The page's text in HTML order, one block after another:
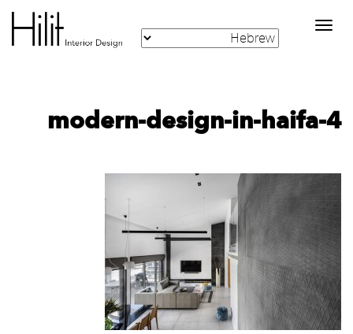
Toggle
navigation
modern-design-in-haifa-4